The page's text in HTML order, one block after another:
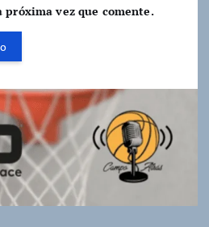
próxima vez que comente.